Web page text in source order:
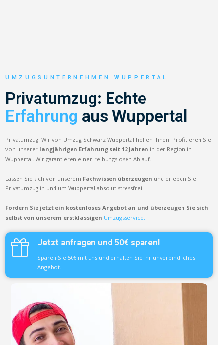
UMZUGSUNTERNEHMEN WUPPERTAL
Privatumzug: Echte
Erfahrung aus Wuppertal
Privatumzug: Wir von Umzug Schwarz Wuppertal helfen Ihnen! Profitieren Sie
von unserer langjährigen Erfahrung seit 12 Jahren in der Region in
Wuppertal. Wir garantieren einen reibungslosen Ablauf.
Lassen Sie sich von unserem Fachwissen überzeugen und erleben Sie
Privatumzug in und um Wuppertal absolut stressfrei.
Fordern Sie jetzt ein kostenloses Angebot an und überzeugen Sie sich
selbst von unserem erstklassigen Umzugsservice.
Jetzt anfragen und 50€ sparen!
Sparen Sie 50€ mit uns und erhalten Sie Ihr unverbindliches
Angebot.